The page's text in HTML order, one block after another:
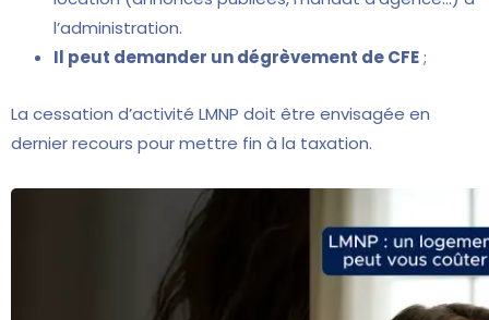
l’administration.
Il peut demander un dégrèvement de CFE;
La cessation d’activité LMNP doit être envisagée en
dernier recours pour mettre fin à la taxation.